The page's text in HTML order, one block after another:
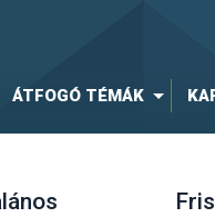
ÁTFOGÓ TÉMÁK